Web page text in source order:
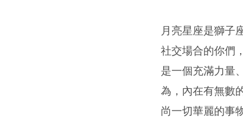
月亮星座是獅子
社交場合的你們
是一個充滿力量
為，內在有無數
尚一切華麗的事物